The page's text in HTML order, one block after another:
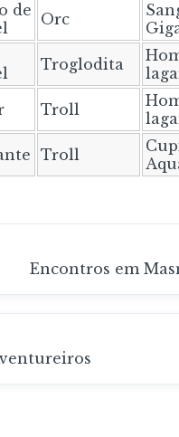
de Orc
Troglodita
Troll
Troll
Encontros em